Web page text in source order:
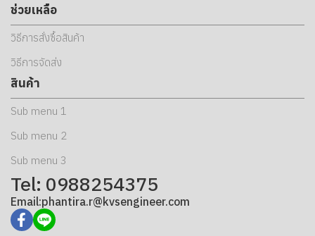
ช่วยเหลือ
วิธีการสั่งซื้อสินค้า
วิธีการจัดส่ง
สินค้า
Sub menu 1
Sub menu 2
Sub menu 3
Tel: 0988254375
Email:phantira.r@kvsengineer.com